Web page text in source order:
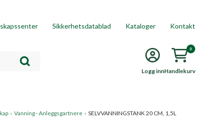
Sikkerhetsdatablad Kataloger Kontakt
Logg innHandlekurv
0
› Vanning - Anleggsgartnere › SELVVANNINGSTANK 20 CM, 1,5L